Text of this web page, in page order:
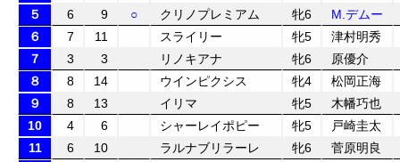
５
6 9 ○ クリノプレミアム 牝6
M.デムー
６
7 11 スライリー 牝5
津村明秀
７
3 3 リノキアナ 牝6
原優介
８
8 14 ウインピクシス 牝4
松岡正海
９
8 13 イリマ 牝5
木幡巧也
10
4 6 シャーレイポピー 牝5
戸崎圭太
11
6 10 ラルナブリラーレ 牝6
菅原明良